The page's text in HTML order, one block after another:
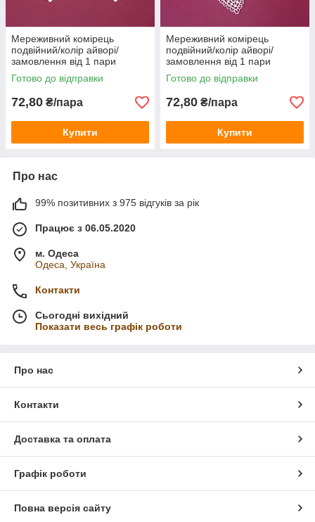
Мереживний комірець
подвійний/колір айворі/
замовлення від 1 пари
Готово до відправки
72,80 ₴/пара
Купити
Мереживний комірець
подвійний/колір айворі/
замовлення від 1 пари
Готово до відправки
72,80 ₴/пара
Купити
Про нас
99% позитивних з 975 відгуків за рік
Працює з 06.05.2020
м. Одеса
Одеса, Україна
Контакти
Сьогодні вихідний
Показати весь графік роботи
Про нас
Контакти
Доставка та оплата
Графік роботи
Повна версія сайту